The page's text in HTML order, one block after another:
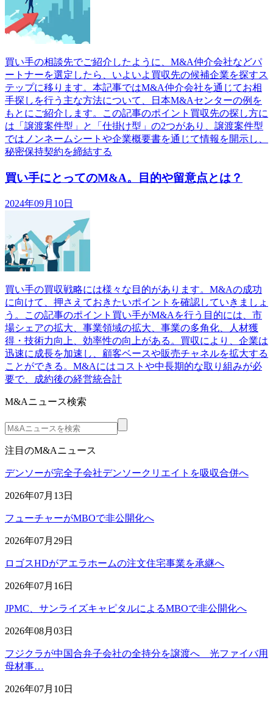
買い手の相談先でご紹介したように、M&A仲介会社などパ
ートナーを選定したら、いよいよ買収先の候補企業を探すス
テップに移ります。本記事ではM&A仲介会社を通じてお相
手探しを行う主な方法について、日本M&Aセンターの例を
もとにご紹介します。この記事のポイント買収先の探し方に
は「譲渡案件型」と「仕掛け型」の2つがあり、譲渡案件型
ではノンネームシートや企業概要書を通じて情報を開示し、
秘密保持契約を締結する
買い手にとってのM&A。目的や留意点とは？
2024年09月10日
買い手の買収戦略には様々な目的があります。M&Aの成功
に向けて、押さえておきたいポイントを確認していきましょ
う。この記事のポイント買い手がM&Aを行う目的には、市
場シェアの拡大、事業領域の拡大、事業の多角化、人材獲
得・技術力向上、効率性の向上がある。買収により、企業は
迅速に成長を加速し、顧客ベースや販売チャネルを拡大する
ことができる。M&Aにはコストや中長期的な取り組みが必
要で、成約後の経営統合計
M&Aニュース検索
注目のM&Aニュース
デンソーが完全子会社デンソークリエイトを吸収合併へ
2026年07月13日
フューチャーがMBOで非公開化へ
2026年07月29日
ロゴスHDがアエラホームの注文住宅事業を承継へ
2026年07月16日
JPMC、サンライズキャピタルによるMBOで非公開化へ
2026年08月03日
フジクラが中国合弁子会社の全持分を譲渡へ 光ファイバ用
母材事…
2026年07月10日